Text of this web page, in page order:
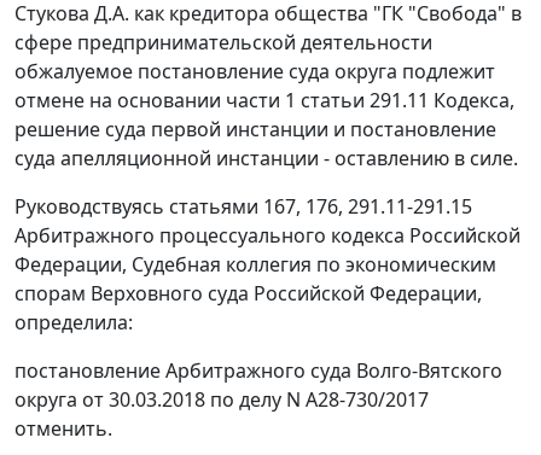
Стукова Д.А. как кредитора общества "ГК "Свобода" в
сфере предпринимательской деятельности
обжалуемое постановление суда округа подлежит
отмене на основании части 1 статьи 291.11 Кодекса,
решение суда первой инстанции и постановление
суда апелляционной инстанции - оставлению в силе.
Руководствуясь статьями 167, 176, 291.11-291.15
Арбитражного процессуального кодекса Российской
Федерации, Судебная коллегия по экономическим
спорам Верховного суда Российской Федерации,
определила:
постановление Арбитражного суда Волго-Вятского
округа от 30.03.2018 по делу N А28-730/2017
отменить.